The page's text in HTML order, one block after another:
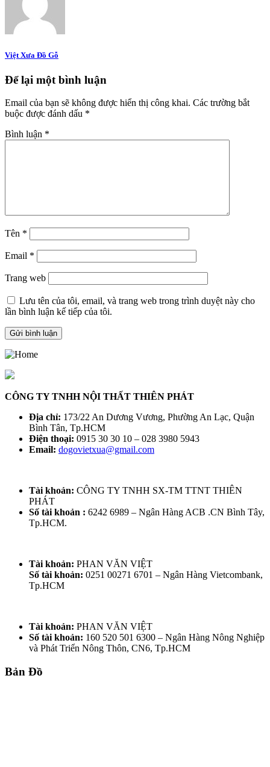
Việt Xưa Đồ Gỗ
Để lại một bình luận
Email của bạn sẽ không được hiển thị công khai. Các trường bắt
buộc được đánh dấu *
Bình luận *
Tên *
Email *
Trang web
Lưu tên của tôi, email, và trang web trong trình duyệt này cho
lần bình luận kế tiếp của tôi.
CÔNG TY TNHH NỘI THẤT THIÊN PHÁT
Địa chỉ: 173/22 An Dương Vương, Phường An Lạc, Quận
Bình Tân, Tp.HCM
Điện thoại: 0915 30 30 10 – 028 3980 5943
Email: dogovietxua@gmail.com
Tài khoản: CÔNG TY TNHH SX-TM TTNT THIÊN
PHÁT
Số tài khoản : 6242 6989 – Ngân Hàng ACB .CN Bình Tây,
Tp.HCM.
Tài khoản: PHAN VĂN VIỆT
Số tài khoản: 0251 00271 6701 – Ngân Hàng Vietcombank,
Tp.HCM
Tài khoản: PHAN VĂN VIỆT
Số tài khoản: 160 520 501 6300 – Ngân Hàng Nông Nghiệp
và Phát Triển Nông Thôn, CN6, Tp.HCM
Bản Đồ